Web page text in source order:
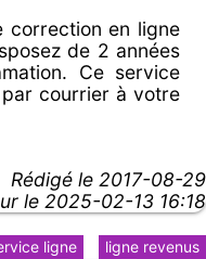
correction en ligne
de 2 années
Ce service
courrier à votre
Rédigé le 2017-08-29
le 2025-02-13 16:18
ligne revenus
ligne